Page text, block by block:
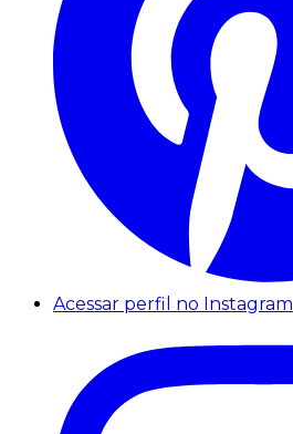
Acessar perfil no Instagram